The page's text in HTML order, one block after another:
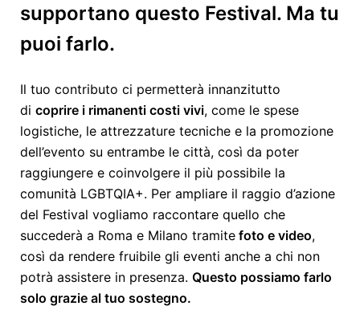
supportano questo Festival. Ma tu
puoi farlo.
Il tuo contributo ci permetterà innanzitutto
di coprire i rimanenti costi vivi, come le spese
logistiche, le attrezzature tecniche e la promozione
dell’evento su entrambe le città, così da poter
raggiungere e coinvolgere il più possibile la
comunità LGBTQIA+. Per ampliare il raggio d’azione
del Festival vogliamo raccontare quello che
succederà a Roma e Milano tramite foto e video,
così da rendere fruibile gli eventi anche a chi non
potrà assistere in presenza. Questo possiamo farlo
solo grazie al tuo sostegno.